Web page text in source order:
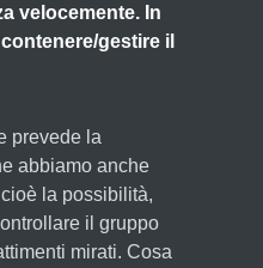
velocemente. In
gestire il
prevede la
abbiamo anche
la possibilità,
il gruppo
mirati. Cosa